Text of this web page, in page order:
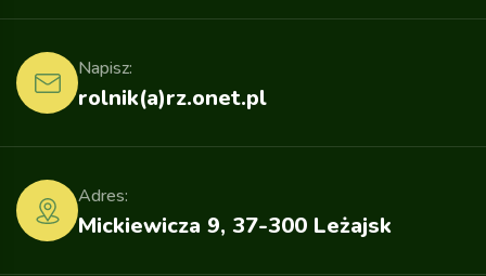
rolnik(a)rz.onet.pl
Napisz:
Mickiewicza 9, 37-300 Leżajsk
Adres: